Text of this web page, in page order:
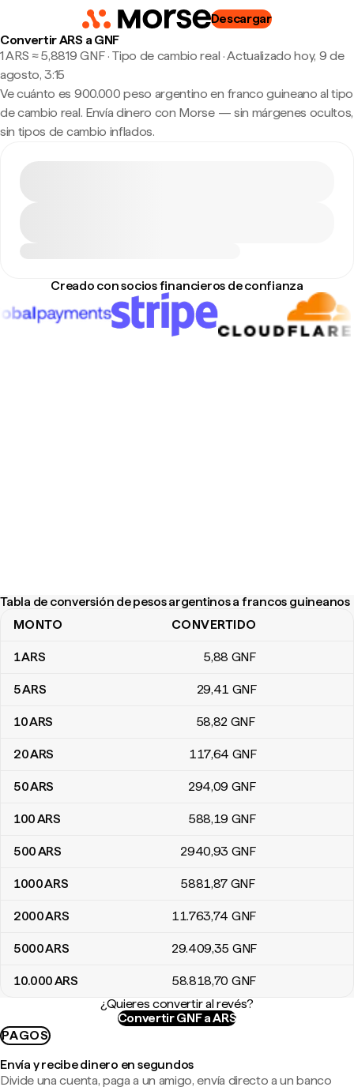
Descargar
Convertir ARS a GNF
1 ARS ≈ 5,8819 GNF · Tipo de cambio real ·Actualizado hoy, 9 de
agosto, 3:15
Ve cuánto es 900.000 peso argentino en franco guineano al tipo
de cambio real. Envía dinero con Morse — sin márgenes ocultos,
sin tipos de cambio inflados.
Creado con socios financieros de confianza
Tabla de conversión de pesos argentinos a francos guineanos
Tabla de conversión de pesos argentinos a francos guineanos
MONTO CONVERTIDO
1ARS 5,88 GNF
5ARS 29,41 GNF
10ARS 58,82 GNF
20ARS 117,64 GNF
50ARS 294,09 GNF
100ARS 588,19 GNF
500ARS 2940,93 GNF
1000ARS 5881,87 GNF
2000ARS 11.763,74 GNF
5000ARS 29.409,35 GNF
10.000ARS 58.818,70 GNF
¿Quieres convertir al revés?
Convertir GNF a ARS
PAGOS
Envía y recibe dinero en segundos
Divide una cuenta, paga a un amigo, envía directo a un banco